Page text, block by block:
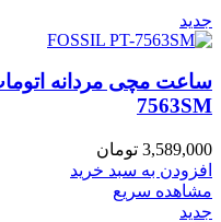
جدید
7563SM
3,589,000 تومان
افزودن به سبد خرید
مشاهده سریع
جدید